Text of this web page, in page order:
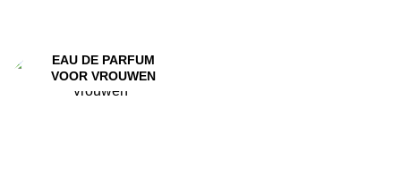
EAU DE PARFUM
VOOR VROUWEN